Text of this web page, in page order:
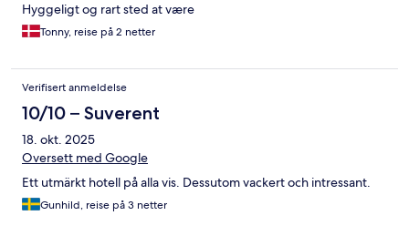
Hyggeligt og rart sted at være
Tonny, reise på 2 netter
Verifisert anmeldelse
10/10 – Suverent
18. okt. 2025
Oversett med Google
Ett utmärkt hotell på alla vis. Dessutom vackert och intressant.
Gunhild, reise på 3 netter